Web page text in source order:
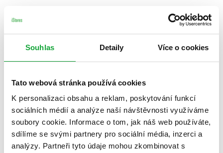
Souhlas Detaily Více o cookies
Tato webová stránka používá cookies
K personalizaci obsahu a reklam, poskytování funkcí
sociálních médií a analýze naší návštěvnosti využíváme
soubory cookie. Informace o tom, jak náš web používáte,
sdílíme se svými partnery pro sociální média, inzerci a
analýzy. Partneři tyto údaje mohou zkombinovat s